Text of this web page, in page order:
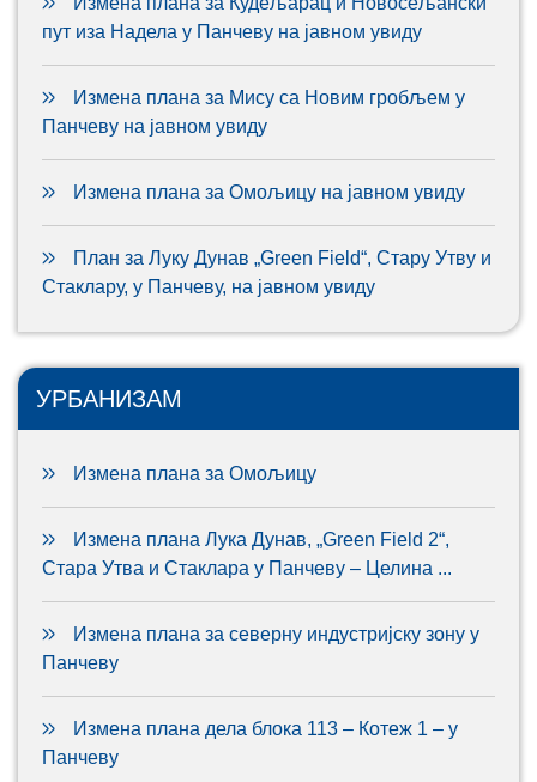
пут иза Надела у Панчеву на јавном увиду
Измена плана за Мису са Новим гробљем у
Панчеву на јавном увиду
Измена плана за Омољицу на јавном увиду
План за Луку Дунав „Green Field“, Стару Утву и
Стаклару, у Панчеву, на јавном увиду
УРБАНИЗАМ
Измена плана за Омољицу
Измена плана Лука Дунав, „Green Field 2“,
Стара Утва и Стаклара у Панчеву – Целина ...
Измена плана за северну индустријску зону у
Панчеву
Измена плана дела блока 113 – Котеж 1 – у
Панчеву